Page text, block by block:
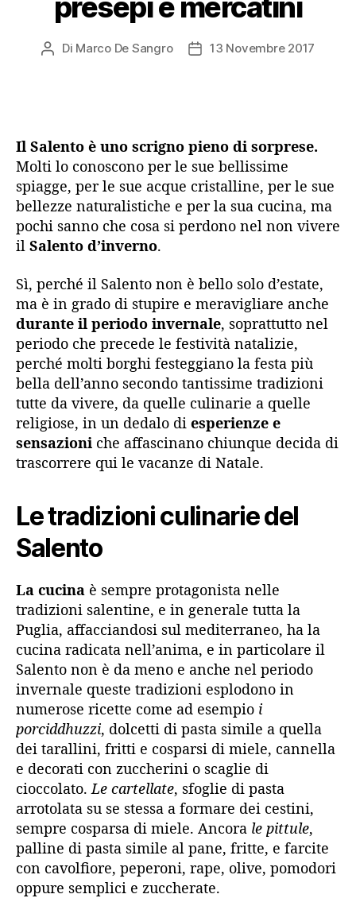
presepi e mercatini
Autore
Di Marco De Sangro
Data13 Novembre 2017
Il Salento è uno scrigno pieno di sorprese.
Molti lo conoscono per le sue bellissime
spiagge, per le sue acque cristalline, per le sue
bellezze naturalistiche e per la sua cucina, ma
pochi sanno che cosa si perdono nel non vivere
il Salento d’inverno.
Sì, perché il Salento non è bello solo d’estate,
ma è in grado di stupire e meravigliare anche
durante il periodo invernale, soprattutto nel
periodo che precede le festività natalizie,
perché molti borghi festeggiano la festa più
bella dell’anno secondo tantissime tradizioni
tutte da vivere, da quelle culinarie a quelle
religiose, in un dedalo di esperienze e
sensazioni che affascinano chiunque decida di
trascorrere qui le vacanze di Natale.
Le tradizioni culinarie del
Salento
La cucina è sempre protagonista nelle
tradizioni salentine, e in generale tutta la
Puglia, affacciandosi sul mediterraneo, ha la
cucina radicata nell’anima, e in particolare il
Salento non è da meno e anche nel periodo
invernale queste tradizioni esplodono in
numerose ricette come ad esempio i
porciddhuzzi, dolcetti di pasta simile a quella
dei tarallini, fritti e cosparsi di miele, cannella
e decorati con zuccherini o scaglie di
cioccolato. Le cartellate, sfoglie di pasta
arrotolata su se stessa a formare dei cestini,
sempre cosparsa di miele. Ancora le pittule,
palline di pasta simile al pane, fritte, e farcite
con cavolfiore, peperoni, rape, olive, pomodori
oppure semplici e zuccherate.